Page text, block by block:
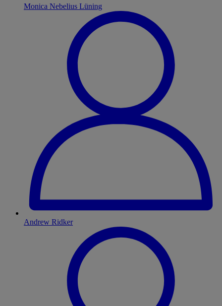
Monica Nebelius Lüning
Andrew Ridker